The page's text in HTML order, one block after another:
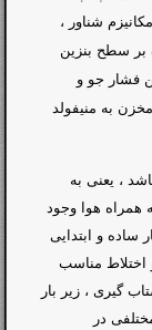
شناور ،
بر سطح بنزین
فشار جو و
از مخزن به منیفولد
، یعنی به
همراه هوا وجود
ساده و ابتدایی
اختلاط مناسب
گیری ، زیر بار
در